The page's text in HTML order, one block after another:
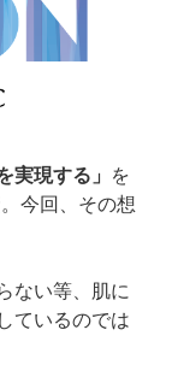
実現する」 を
今回、その想
ない等、肌に
ているのでは